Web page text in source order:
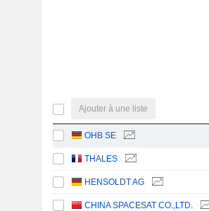
Ajouter à une liste
OHB SE
THALES
HENSOLDT AG
CHINA SPACESAT CO.,LTD.